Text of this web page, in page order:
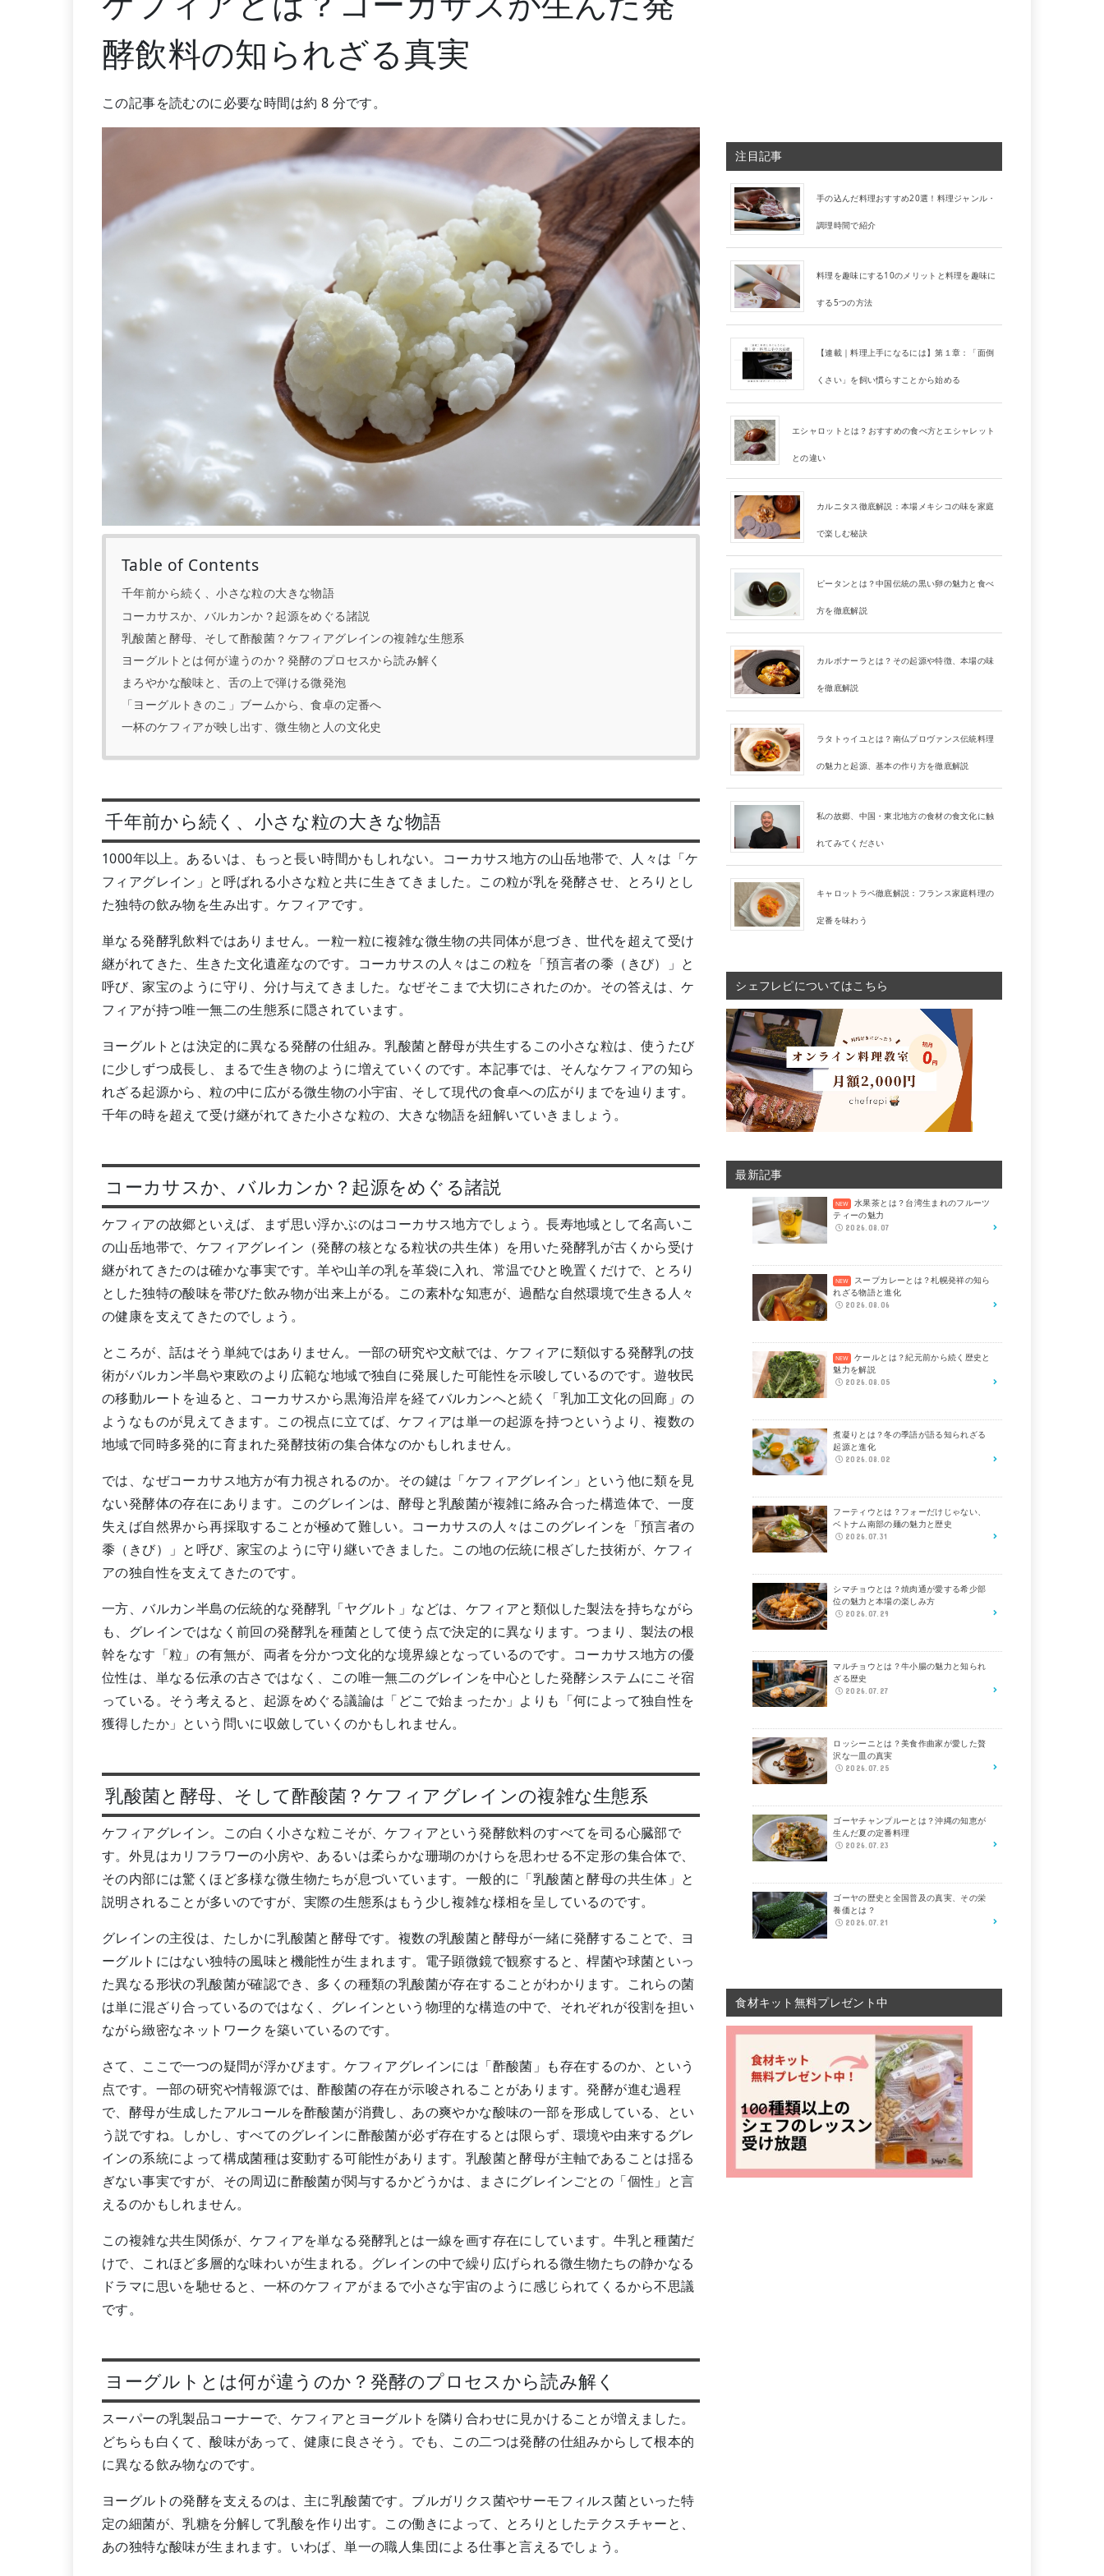
酵飲料の知られざる真実
この記事を読むのに必要な時間は約 8 分です。
Table of Contents
千年前から続く、小さな粒の大きな物語
コーカサスか、バルカンか？起源をめぐる諸説
乳酸菌と酵母、そして酢酸菌？ケフィアグレインの複雑な生態系
ヨーグルトとは何が違うのか？発酵のプロセスから読み解く
まろやかな酸味と、舌の上で弾ける微発泡
「ヨーグルトきのこ」ブームから、食卓の定番へ
一杯のケフィアが映し出す、微生物と人の文化史
千年前から続く、小さな粒の大きな物語
1000年以上。あるいは、もっと長い時間かもしれない。コーカサス地方の山岳地帯で、人々は「ケ
フィアグレイン」と呼ばれる小さな粒と共に生きてきました。この粒が乳を発酵させ、とろりとし
た独特の飲み物を生み出す。ケフィアです。
単なる発酵乳飲料ではありません。一粒一粒に複雑な微生物の共同体が息づき、世代を超えて受け
継がれてきた、生きた文化遺産なのです。コーカサスの人々はこの粒を「預言者の黍（きび）」と
呼び、家宝のように守り、分け与えてきました。なぜそこまで大切にされたのか。その答えは、ケ
フィアが持つ唯一無二の生態系に隠されています。
ヨーグルトとは決定的に異なる発酵の仕組み。乳酸菌と酵母が共生するこの小さな粒は、使うたび
に少しずつ成長し、まるで生き物のように増えていくのです。本記事では、そんなケフィアの知ら
れざる起源から、粒の中に広がる微生物の小宇宙、そして現代の食卓への広がりまでを辿ります。
千年の時を超えて受け継がれてきた小さな粒の、大きな物語を紐解いていきましょう。
コーカサスか、バルカンか？起源をめぐる諸説
ケフィアの故郷といえば、まず思い浮かぶのはコーカサス地方でしょう。長寿地域として名高いこ
の山岳地帯で、ケフィアグレイン（発酵の核となる粒状の共生体）を用いた発酵乳が古くから受け
継がれてきたのは確かな事実です。羊や山羊の乳を革袋に入れ、常温でひと晩置くだけで、とろり
とした独特の酸味を帯びた飲み物が出来上がる。この素朴な知恵が、過酷な自然環境で生きる人々
の健康を支えてきたのでしょう。
ところが、話はそう単純ではありません。一部の研究や文献では、ケフィアに類似する発酵乳の技
術がバルカン半島や東欧のより広範な地域で独自に発展した可能性を示唆しているのです。遊牧民
の移動ルートを辿ると、コーカサスから黒海沿岸を経てバルカンへと続く「乳加工文化の回廊」の
ようなものが見えてきます。この視点に立てば、ケフィアは単一の起源を持つというより、複数の
地域で同時多発的に育まれた発酵技術の集合体なのかもしれません。
では、なぜコーカサス地方が有力視されるのか。その鍵は「ケフィアグレイン」という他に類を見
ない発酵体の存在にあります。このグレインは、酵母と乳酸菌が複雑に絡み合った構造体で、一度
失えば自然界から再採取することが極めて難しい。コーカサスの人々はこのグレインを「預言者の
黍（きび）」と呼び、家宝のように守り継いできました。この地の伝統に根ざした技術が、ケフィ
アの独自性を支えてきたのです。
一方、バルカン半島の伝統的な発酵乳「ヤグルト」などは、ケフィアと類似した製法を持ちながら
も、グレインではなく前回の発酵乳を種菌として使う点で決定的に異なります。つまり、製法の根
幹をなす「粒」の有無が、両者を分かつ文化的な境界線となっているのです。コーカサス地方の優
位性は、単なる伝承の古さではなく、この唯一無二のグレインを中心とした発酵システムにこそ宿
っている。そう考えると、起源をめぐる議論は「どこで始まったか」よりも「何によって独自性を
獲得したか」という問いに収斂していくのかもしれません。
乳酸菌と酵母、そして酢酸菌？ケフィアグレインの複雑な生態系
ケフィアグレイン。この白く小さな粒こそが、ケフィアという発酵飲料のすべてを司る心臓部で
す。外見はカリフラワーの小房や、あるいは柔らかな珊瑚のかけらを思わせる不定形の集合体で、
その内部には驚くほど多様な微生物たちが息づいています。一般的に「乳酸菌と酵母の共生体」と
説明されることが多いのですが、実際の生態系はもう少し複雑な様相を呈しているのです。
グレインの主役は、たしかに乳酸菌と酵母です。複数の乳酸菌と酵母が一緒に発酵することで、ヨ
ーグルトにはない独特の風味と機能性が生まれます。電子顕微鏡で観察すると、桿菌や球菌といっ
た異なる形状の乳酸菌が確認でき、多くの種類の乳酸菌が存在することがわかります。これらの菌
は単に混ざり合っているのではなく、グレインという物理的な構造の中で、それぞれが役割を担い
ながら緻密なネットワークを築いているのです。
さて、ここで一つの疑問が浮かびます。ケフィアグレインには「酢酸菌」も存在するのか、という
点です。一部の研究や情報源では、酢酸菌の存在が示唆されることがあります。発酵が進む過程
で、酵母が生成したアルコールを酢酸菌が消費し、あの爽やかな酸味の一部を形成している、とい
う説ですね。しかし、すべてのグレインに酢酸菌が必ず存在するとは限らず、環境や由来するグレ
インの系統によって構成菌種は変動する可能性があります。乳酸菌と酵母が主軸であることは揺る
ぎない事実ですが、その周辺に酢酸菌が関与するかどうかは、まさにグレインごとの「個性」と言
えるのかもしれません。
この複雑な共生関係が、ケフィアを単なる発酵乳とは一線を画す存在にしています。牛乳と種菌だ
けで、これほど多層的な味わいが生まれる。グレインの中で繰り広げられる微生物たちの静かなる
ドラマに思いを馳せると、一杯のケフィアがまるで小さな宇宙のように感じられてくるから不思議
です。
ヨーグルトとは何が違うのか？発酵のプロセスから読み解く
スーパーの乳製品コーナーで、ケフィアとヨーグルトを隣り合わせに見かけることが増えました。
どちらも白くて、酸味があって、健康に良さそう。でも、この二つは発酵の仕組みからして根本的
に異なる飲み物なのです。
ヨーグルトの発酵を支えるのは、主に乳酸菌です。ブルガリクス菌やサーモフィルス菌といった特
定の細菌が、乳糖を分解して乳酸を作り出す。この働きによって、とろりとしたテクスチャーと、
あの独特な酸味が生まれます。いわば、単一の職人集団による仕事と言えるでしょう。
注目記事
手の込んだ料理おすすめ20選！料理ジャンル・
調理時間で紹介
料理を趣味にする10のメリットと料理を趣味に
する5つの方法
【連載｜料理上手になるには】第１章：「面倒
くさい」を飼い慣らすことから始める
エシャロットとは？おすすめの食べ方とエシャレット
との違い
カルニタス徹底解説：本場メキシコの味を家庭
で楽しむ秘訣
ピータンとは？中国伝統の黒い卵の魅力と食べ
方を徹底解説
カルボナーラとは？その起源や特徴、本場の味
を徹底解説
ラタトゥイユとは？南仏プロヴァンス伝統料理
の魅力と起源、基本の作り方を徹底解説
私の故郷、中国・東北地方の食材の食文化に触
れてみてください
キャロットラペ徹底解説：フランス家庭料理の
定番を味わう
シェフレピについてはこちら
最新記事
水果茶とは？台湾生まれのフルーツ
ティーの魅力
2026.08.07
スープカレーとは？札幌発祥の知ら
れざる物語と進化
2026.08.06
ケールとは？紀元前から続く歴史と
魅力を解説
2026.08.05
煮凝りとは？冬の季語が語る知られざる
起源と進化
2026.08.02
フーティウとは？フォーだけじゃない、
ベトナム南部の麺の魅力と歴史
2026.07.31
シマチョウとは？焼肉通が愛する希少部
位の魅力と本場の楽しみ方
2026.07.29
マルチョウとは？牛小腸の魅力と知られ
ざる歴史
2026.07.27
ロッシーニとは？美食作曲家が愛した贅
沢な一皿の真実
2026.07.25
ゴーヤチャンプルーとは？沖縄の知恵が
生んだ夏の定番料理
2026.07.23
ゴーヤの歴史と全国普及の真実、その栄
養価とは？
2026.07.21
食材キット無料プレゼント中